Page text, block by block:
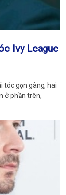
Ivy League
tóc gọn gàng, hai
ở phần trên,